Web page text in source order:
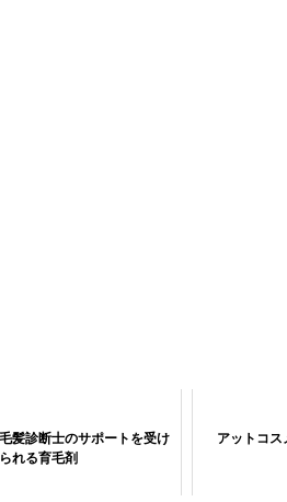
髪診断士のサポートを受け
られる育毛剤
アットコ